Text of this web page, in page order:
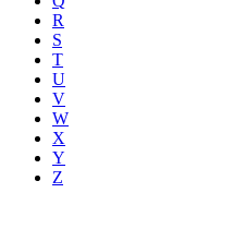
R
S
T
U
V
W
X
Y
Z